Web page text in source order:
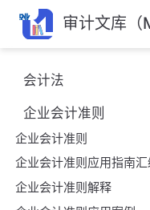
跳
至
主
內
容
审计文库（
会计法
企业会计准则
企业会计准则
企业会计准则应用指南
企业会计准则解释